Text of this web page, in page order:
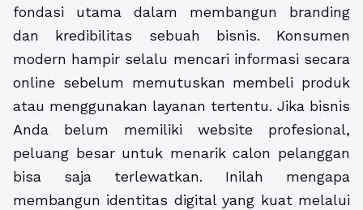
fondasi utama dalam membangun branding
dan kredibilitas sebuah bisnis. Konsumen
modern hampir selalu mencari informasi secara
online sebelum memutuskan membeli produk
atau menggunakan layanan tertentu. Jika bisnis
Anda belum memiliki website profesional,
peluang besar untuk menarik calon pelanggan
bisa saja terlewatkan. Inilah mengapa
membangun identitas digital yang kuat melalui